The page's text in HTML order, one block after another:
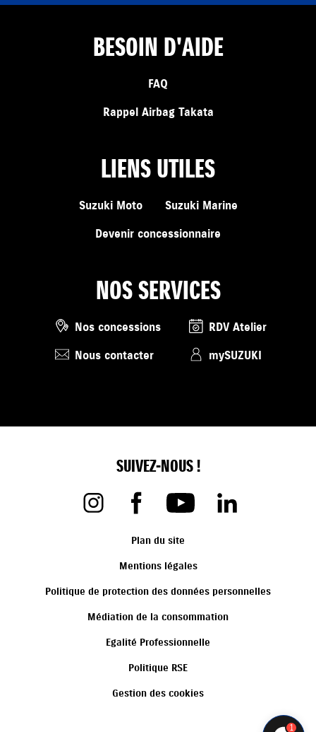
BESOIN D'AIDE
FAQ
Rappel Airbag Takata
LIENS UTILES
Suzuki Moto
Suzuki Marine
Devenir concessionnaire
NOS SERVICES
Nos concessions
Nous contacter
RDV Atelier
mySUZUKI
SUIVEZ-NOUS !
Plan du site
Mentions légales
Politique de protection des données personnelles
Médiation de la consommation
Egalité Professionnelle
Politique RSE
Gestion des cookies
1